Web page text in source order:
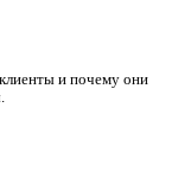
и почему они